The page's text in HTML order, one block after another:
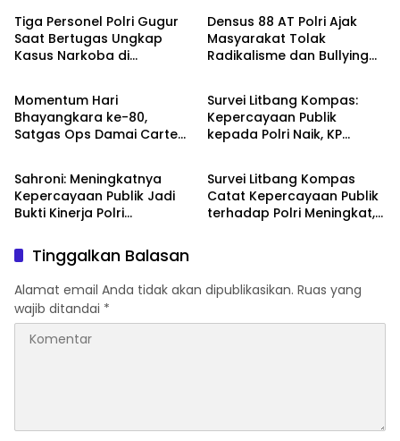
Tiga Personel Polri Gugur
Saat Bertugas Ungkap
Kasus Narkoba di
Biasa Anumerta
Densus 88 AT Polri Ajak
Masyarakat Tolak
Radikalisme dan Bullying
TNI - POLRI
Momentum Hari
Bhayangkara ke-80,
Satgas Ops Damai Cartenz
Sosial
TNI - POLRI
Survei Litbang Kompas:
Kepercayaan Publik
kepada Polri Naik, KP
DPR RI
Sahroni: Meningkatnya
Kepercayaan Publik Jadi
Bukti Kinerja Polri
TNI - POLRI
Survei Litbang Kompas
Catat Kepercayaan Publik
terhadap Polri Meningkat,
Tinggalkan Balasan
Alamat email Anda tidak akan dipublikasikan. Ruas yang
wajib ditandai *